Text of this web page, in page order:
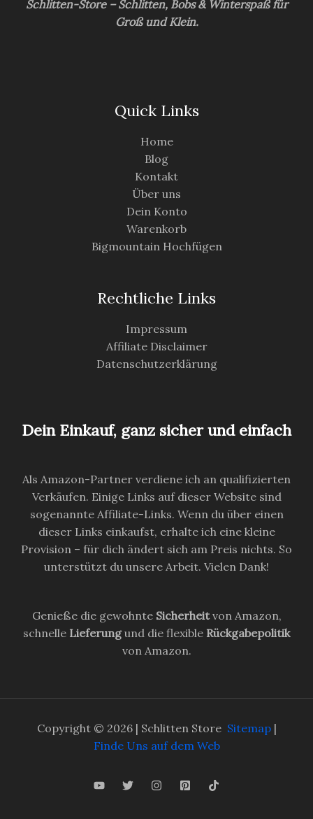
Schlitten-Store – Schlitten, Bobs & Winterspaß für
Groß und Klein.
Quick Links
Home
Blog
Kontakt
Über uns
Dein Konto
Warenkorb
Bigmountain Hochfügen
Rechtliche Links
Impressum
Affiliate Disclaimer
Datenschutzerklärung
Dein Einkauf, ganz sicher und einfach
Als Amazon-Partner verdiene ich an qualifizierten
Verkäufen. Einige Links auf dieser Website sind
sogenannte Affiliate-Links. Wenn du über einen
dieser Links einkaufst, erhalte ich eine kleine
Provision – für dich ändert sich am Preis nichts. So
unterstützt du unsere Arbeit. Vielen Dank!
Genieße die gewohnte Sicherheitvon Amazon,
schnelle Lieferungund die flexible Rückgabepolitik
von Amazon.
Copyright © 2026 | Schlitten Store Sitemap|
Finde Uns auf dem Web